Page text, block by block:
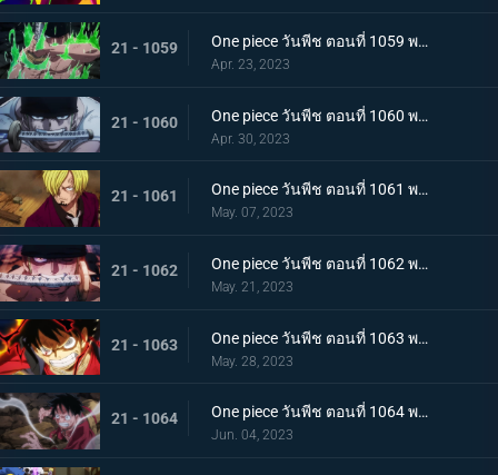
21 - 1059 One piece วันพีช ตอนที่ 1059 พากย์ไทย โซโลตกที่นั่งลำบาก สัตว์ประหลาดคิงแห่งอัคคีภัย
Apr. 23, 2023
21 - 1060 One piece วันพีช ตอนที่ 1060 พากย์ไทย ความลับของเอ็นมะ ดาบปีศาจที่ฝากไว้กับโซโล
Apr. 30, 2023
21 - 1061 One piece วันพีช ตอนที่ 1061 พากย์ไทย หนึ่งการโจมตีของเทพอสูร ซันจิ ปะทะ ควีน
May. 07, 2023
21 - 1062 One piece วันพีช ตอนที่ 1062 พากย์ไทย วิชาสามดาบแห่งราชัน โซโล ปะทะ คิง
May. 21, 2023
21 - 1063 One piece วันพีช ตอนที่ 1063 พากย์ไทย ลูฟี่กระฉับกระเฉง จุดหักเหของยุคสมัยใหม่
May. 28, 2023
21 - 1064 One piece วันพีช ตอนที่ 1064 พากย์ไทย มังกรเมาแปดทิศ มังกรไร้ระเบียบที่เข้าประชิดลูฟี่
Jun. 04, 2023